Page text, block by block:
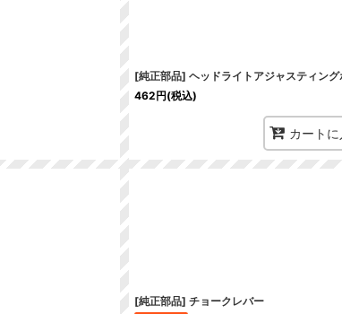
[純正部品] ヘッドライトアジャスティング
462円(税込)
カートに
[純正部品] チョークレバー